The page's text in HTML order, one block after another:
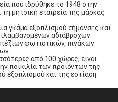
που ιδρύθηκε το 1948 στην
μητρική εταιρεία της μάρκας
γκάμα εξοπλισμού σήμανσης και
αδιάβροχων
φωτιστικών, πινάκων,
από 100 χώρες, είναι
ποικιλία των προϊόντων της
εξοπλισμού και της εστίαση.